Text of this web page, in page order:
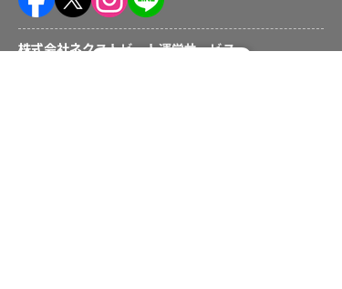
株式会社ネクストビート運営サービス